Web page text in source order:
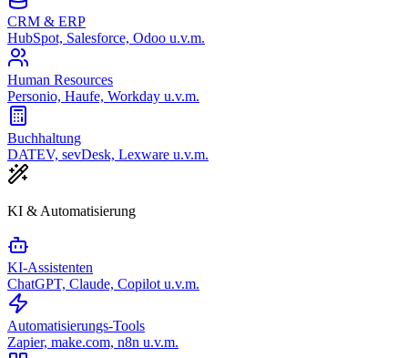
CRM & ERP
HubSpot, Salesforce, Odoo u.v.m.
Human Resources
Personio, Haufe, Workday u.v.m.
Buchhaltung
DATEV, sevDesk, Lexware u.v.m.
KI & Automatisierung
KI-Assistenten
ChatGPT, Claude, Copilot u.v.m.
Automatisierungs-Tools
Zapier, make.com, n8n u.v.m.